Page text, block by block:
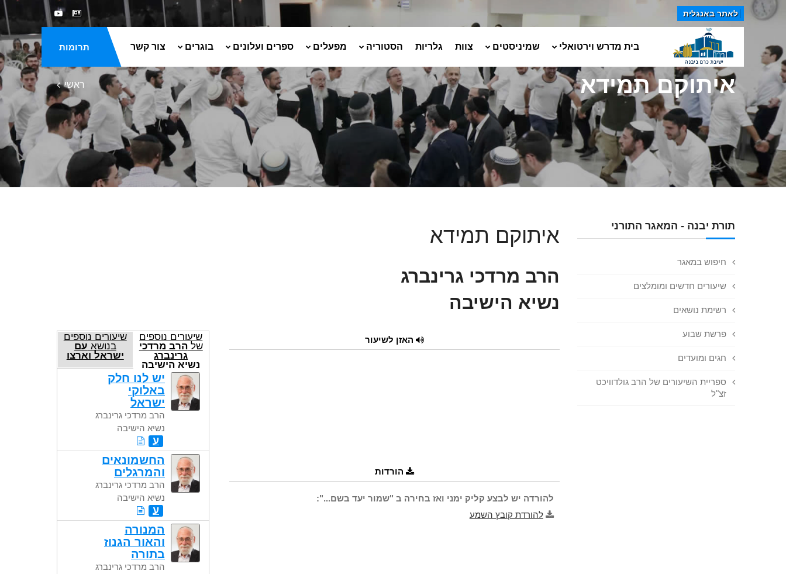
לאתר באנגלית
תרומות בית מדרש וירטואלי שמיניסטים צוות גלריות הסטוריה מפעלים ספרים ועלונים בוגרים צור קשר
איתוקם תמידא ראשי
תורת יבנה - המאגר התורני
חיפוש במאגר
שיעורים חדשים ומומלצים
רשימת נושאים
פרשת שבוע
חגים ומועדים
ספריית השיעורים של הרב גולדוויכט
זצ"ל
איתוקם תמידא
הרב מרדכי גרינברג
נשיא הישיבה
האזן לשיעור
הורדות
להורדה יש לבצע קליק ימני ואז בחירה ב "שמור יעד בשם...":
להורדת קובץ השמע
שיעורים נוספים
שלהרב מרדכי
גרינברג
נשיא הישיבה
שיעורים נוספים
בנושא עם
ישראל וארצו
יש לנו חלק
באלוקי
ישראל
הרב מרדכי גרינברג
נשיא הישיבה
ע
החשמונאים
והמרגלים
הרב מרדכי גרינברג
נשיא הישיבה
ע
המנורה
והאור הגנוז
בתורה
הרב מרדכי גרינברג